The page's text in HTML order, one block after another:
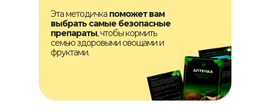
Эта методичка поможет вам
выбрать самые безопасные
препараты, чтобы кормить
семью здоровыми овощами и
фруктами.